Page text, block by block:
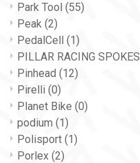
Park Tool (55)
Peak (2)
PedalCell (1)
PILLAR RACING SPOKES
Pinhead (12)
Pirelli (0)
Planet Bike (0)
podium (1)
Polisport (1)
Porlex (2)